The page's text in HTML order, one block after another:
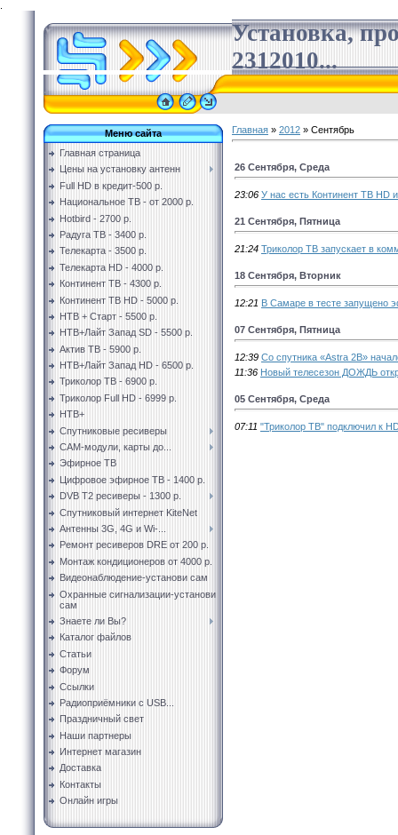
Установка,
2312010...
Меню сайта
Главная страница
Цены на установку антенн
Full HD в кредит-500 р.
Национальное ТВ - от 2000 р.
Hotbird - 2700 р.
Радуга ТВ - 3400 р.
Телекарта - 3500 р.
Телекарта HD - 4000 р.
Континент ТВ - 4300 р.
Континент ТВ HD - 5000 р.
НТВ + Старт - 5500 р.
НТВ+Лайт Запад SD - 5500 р.
Актив ТВ - 5900 р.
НТВ+Лайт Запад HD - 6500 р.
Триколор ТВ - 6900 р.
Триколор Full HD - 6999 р.
НТВ+
Спутниковые ресиверы
CAM-модули, карты до...
Эфирное ТВ
Цифровое эфирное ТВ - 1400 р.
DVB T2 ресиверы - 1300 р.
Спутниковый интернет KiteNet
Антенны 3G, 4G и Wi-...
Ремонт ресиверов DRE от 200 р.
Монтаж кондиционеров от 4000 р.
Видеонаблюдение-установи сам
Охранные сигнализации-установи
сам
Знаете ли Вы?
Каталог файлов
Статьи
Форум
Ссылки
Радиоприёмники с USB...
Праздничный свет
Наши партнеры
Интернет магазин
Доставка
Контакты
Онлайн игры
Главная » 2012 » Сентябрь
26 Сентября, Среда
23:06 У нас есть Континент ТВ HD
21 Сентября, Пятница
21:24 Триколор ТВ запускает в
18 Сентября, Вторник
12:21 В Самаре в тесте запущено
07 Сентября, Пятница
12:39 Со спутника «Astra 2B»
11:36 Новый телесезон ДОЖДЬ
05 Сентября, Среда
07:11 "Триколор ТВ" подключил к